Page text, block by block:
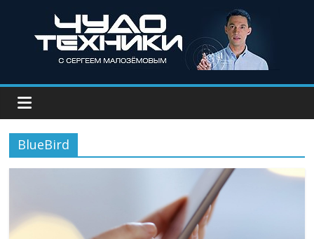
BlueBird